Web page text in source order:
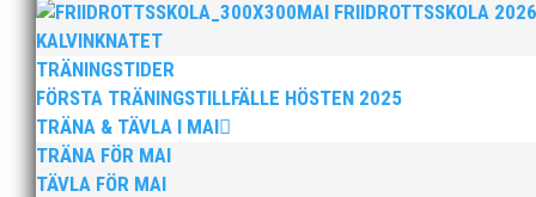
MAI FRIIDROTTSSKOLA 2026
KALVINKNATET
TRÄNINGSTIDER
FÖRSTA TRÄNINGSTILLFÄLLE HÖSTEN 2025
TRÄNA & TÄVLA I MAI
TRÄNA FÖR MAI
TÄVLA FÖR MAI
Irene vann kategorin årets nykomling och
henne. Från MAI:s sida vill vi framföra ett
Malmö. Pallasspelen samarrangeras av MAI